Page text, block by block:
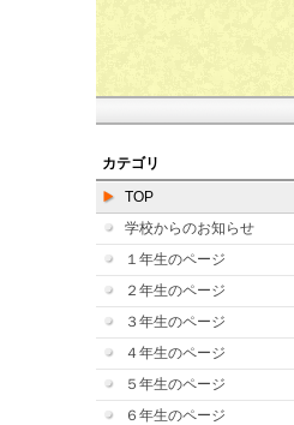
カテゴリ
TOP
学校からのお知らせ
１年生のページ
２年生のページ
３年生のページ
４年生のページ
５年生のページ
６年生のページ